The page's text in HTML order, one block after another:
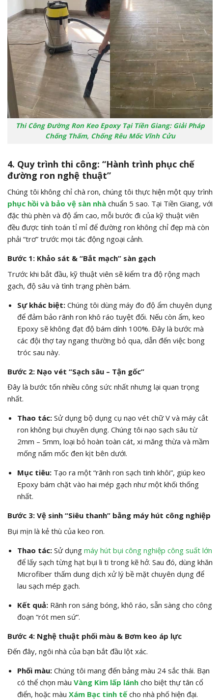
Thi Công Đường Ron Keo Epoxy Tại Tiền Giang: Giải Pháp
Chống Thấm, Chống Rêu Mốc Vĩnh Cửu
4. Quy trình thi công: “Hành trình phục chế
đường ron nghệ thuật”
Chúng tôi không chỉ chà ron, chúng tôi thực hiện một quy trình
phục hồi và bảo vệ sàn nhà chuẩn 5 sao. Tại Tiền Giang, với
đặc thù phèn và độ ẩm cao, mỗi bước đi của kỹ thuật viên
đều được tính toán tỉ mỉ để đường ron không chỉ đẹp mà còn
phải “trơ” trước mọi tác động ngoại cảnh.
Bước 1: Khảo sát & “Bắt mạch” sàn gạch
Trước khi bắt đầu, kỹ thuật viên sẽ kiểm tra độ rộng mạch
gạch, độ sâu và tình trạng phèn bám.
Sự khác biệt:Chúng tôi dùng máy đo độ ẩm chuyên dụng
để đảm bảo rãnh ron khô ráo tuyệt đối. Nếu còn ẩm, keo
Epoxy sẽ không đạt độ bám dính 100%. Đây là bước mà
các đội thợ tay ngang thường bỏ qua, dẫn đến việc bong
tróc sau này.
Bước 2: Nạo vét “Sạch sâu – Tận gốc”
Đây là bước tốn nhiều công sức nhất nhưng lại quan trọng
nhất.
Thao tác:Sử dụng bộ dụng cụ nạo vét chữ V và máy cắt
ron không bụi chuyên dụng. Chúng tôi nạo sạch sâu từ
2mm – 5mm, loại bỏ hoàn toàn cát, xi măng thừa và mầm
mống nấm mốc đen kịt bên dưới.
Mục tiêu:Tạo ra một “rãnh ron sạch tinh khôi”, giúp keo
Epoxy bám chặt vào hai mép gạch như một khối thống
nhất.
Bước 3: Vệ sinh “Siêu thanh” bằng máy hút công nghiệp
Bụi mịn là kẻ thù của keo ron.
Thao tác:Sử dụng máy hút bụi công nghiệp công suất lớn
để lấy sạch từng hạt bụi li ti trong kẽ hở. Sau đó, dùng khăn
Microfiber thấm dung dịch xử lý bề mặt chuyên dụng để
lau sạch mép gạch.
Kết quả:Rãnh ron sáng bóng, khô ráo, sẵn sàng cho công
đoạn “rót men sứ”.
Bước 4: Nghệ thuật phối màu & Bơm keo áp lực
Đến đây, ngôi nhà của bạn bắt đầu lột xác.
Phối màu:Chúng tôi mang đến bảng màu 24 sắc thái. Bạn
có thể chọn màu Vàng Kim lấp lánhcho biệt thự tân cổ
điển, hoặc màu Xám Bạc tinh tế cho nhà phố hiện đại.